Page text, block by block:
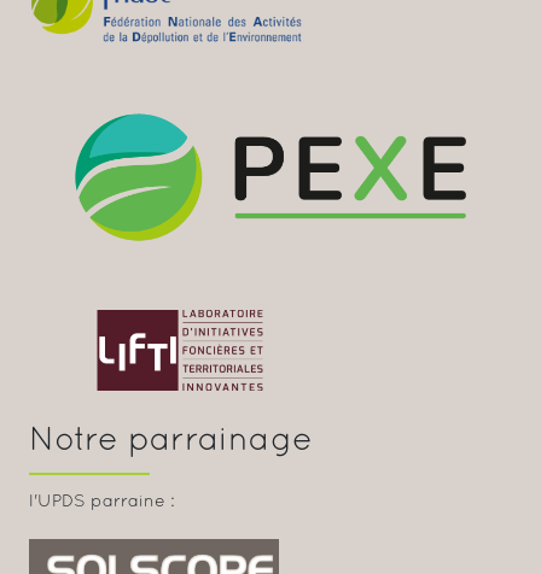
Notre parrainage
l'UPDS parraine :